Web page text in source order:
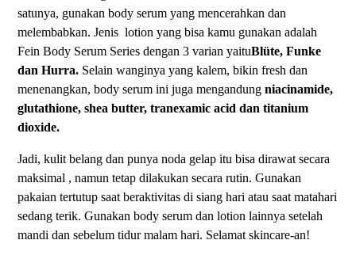
satunya, gunakan body serum yang mencerahkan dan
melembabkan. Jenis lotion yang bisa kamu gunakan adalah
Fein Body Serum Series dengan 3 varian yaituBlüte, Funke
dan Hurra. Selain wanginya yang kalem, bikin fresh dan
menenangkan, body serum ini juga mengandungniacinamide,
glutathione, shea butter, tranexamic acid dan titanium
dioxide.
Jadi, kulit belang dan punya noda gelap itu bisa dirawat secara
maksimal , namun tetap dilakukan secara rutin. Gunakan
pakaian tertutup saat beraktivitas di siang hari atau saat matahari
sedang terik. Gunakan body serum dan lotion lainnya setelah
mandi dan sebelum tidur malam hari. Selamat skincare-an!